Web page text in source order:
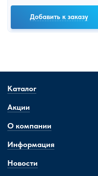
Добавить к заказу
Каталог
Акции
О компании
Информация
Новости